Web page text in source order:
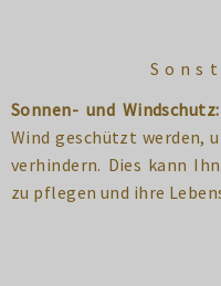
Sonnen- und Windschutz:
Wind geschützt werden,
verhindern. Dies kann
zu pflegen und ihre